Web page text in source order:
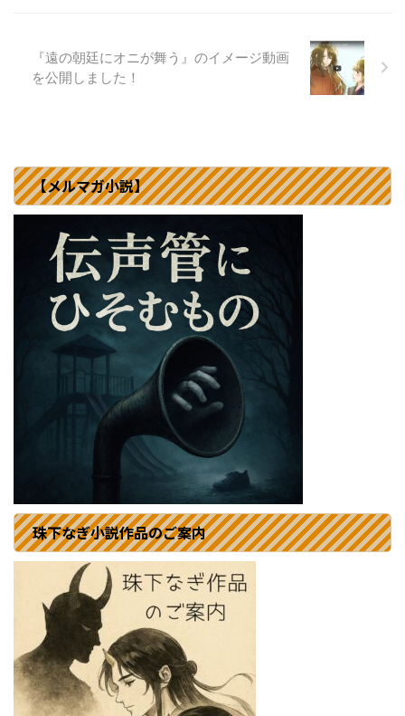
『遠の朝廷にオニが舞う』のイメージ動画
を公開しました！
【メルマガ小説】
珠下なぎ小説作品のご案内